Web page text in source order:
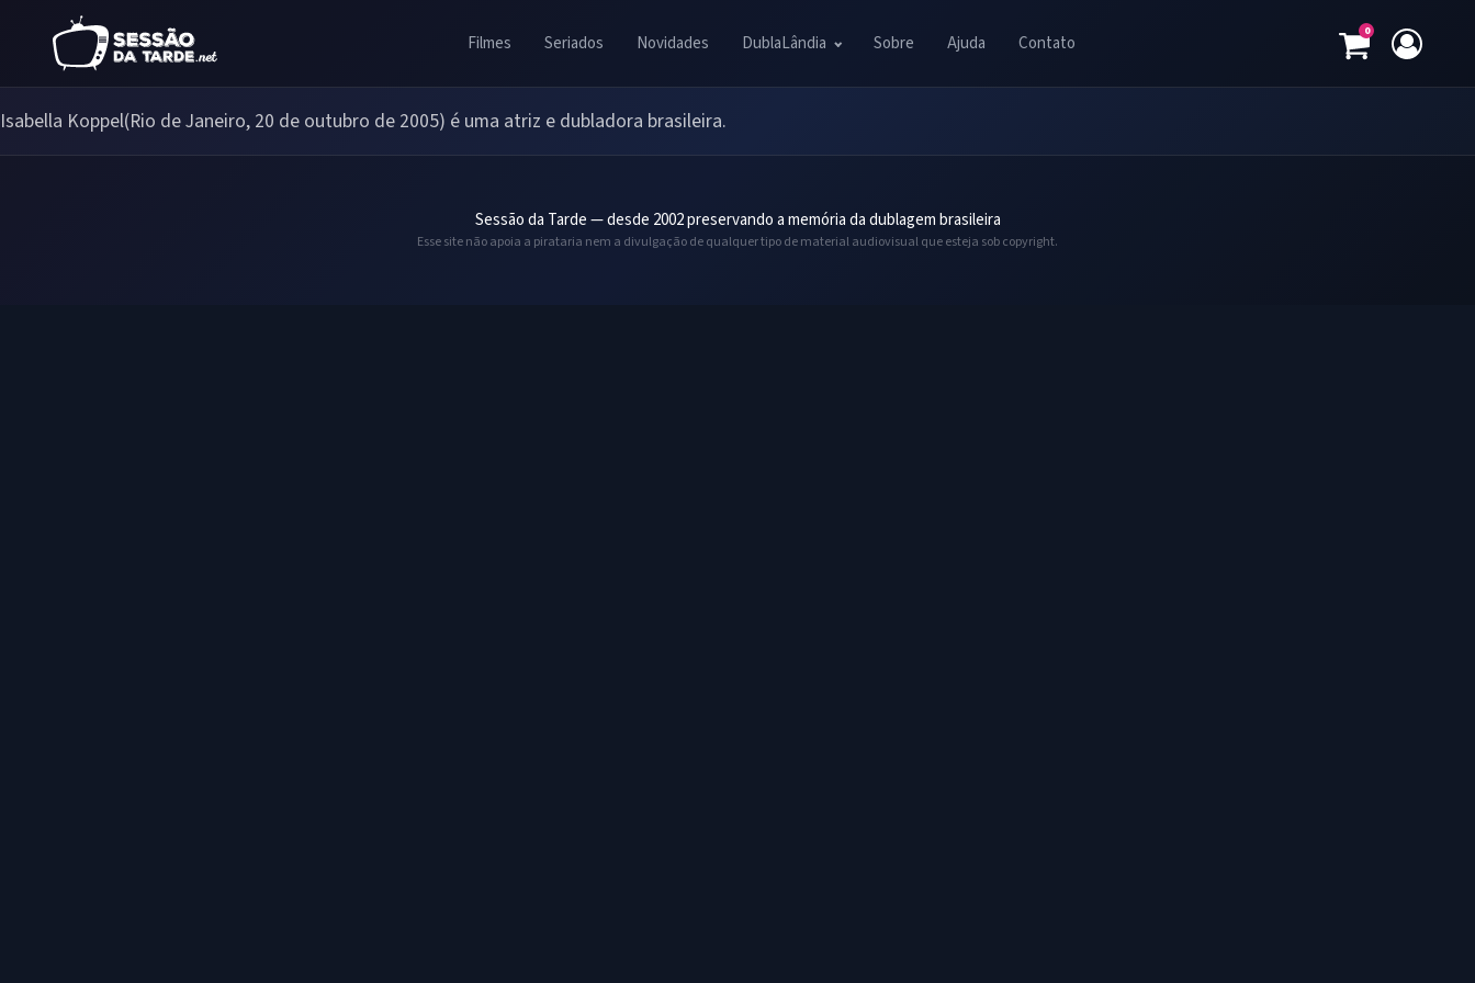
Filmes Seriados Novidades DublaLândia Sobre Ajuda Contato
0
Isabella Koppel(Rio de Janeiro, 20 de outubro de 2005) é uma atriz e dubladora brasileira.
Sessão da Tarde — desde 2002 preservando a memória da dublagem brasileira
Esse site não apoia a pirataria nem a divulgação de qualquer tipo de material audiovisual que esteja sob copyright.